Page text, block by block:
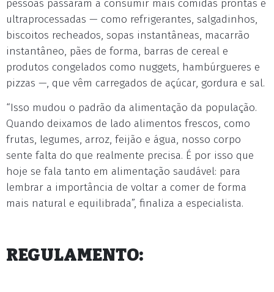
pessoas passaram a consumir mais comidas prontas e
ultraprocessadas — como refrigerantes, salgadinhos,
biscoitos recheados, sopas instantâneas, macarrão
instantâneo, pães de forma, barras de cereal e
produtos congelados como nuggets, hambúrgueres e
pizzas —, que vêm carregados de açúcar, gordura e sal.
“Isso mudou o padrão da alimentação da população.
Quando deixamos de lado alimentos frescos, como
frutas, legumes, arroz, feijão e água, nosso corpo
sente falta do que realmente precisa. É por isso que
hoje se fala tanto em alimentação saudável: para
lembrar a importância de voltar a comer de forma
mais natural e equilibrada”, finaliza a especialista.
REGULAMENTO: